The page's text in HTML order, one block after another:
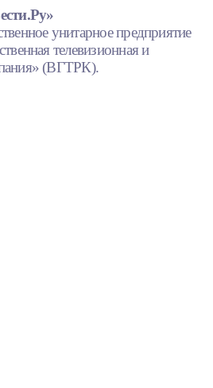
унитарное предприятие
телевизионная и
(ВГТРК).